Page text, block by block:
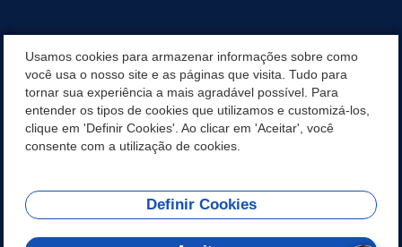
GUIA RÁPIDO
PERGUNTAS FREQUENTES
REDES SOCIAIS
Usamos cookies para armazenar informações sobre como
você usa o nosso site e as páginas que visita. Tudo para
tornar sua experiência a mais agradável possível. Para
entender os tipos de cookies que utilizamos e customizá-los,
clique em 'Definir Cookies'. Ao clicar em 'Aceitar', você
consente com a utilização de cookies.
Definir Cookies